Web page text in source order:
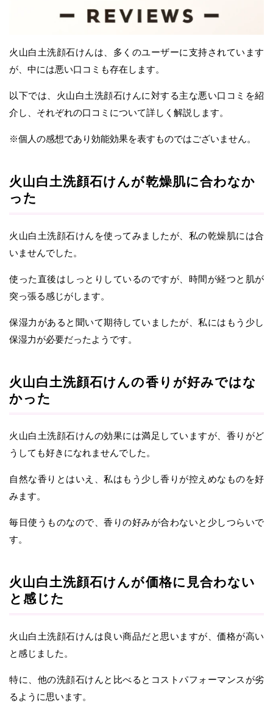
火山白土洗顔石けんは、多くのユーザーに支持されています
が、中には悪い口コミも存在します。
以下では、火山白土洗顔石けんに対する主な悪い口コミを紹
介し、それぞれの口コミについて詳しく解説します。
※個人の感想であり効能効果を表すものではございません。
火山白土洗顔石けんが乾燥肌に合わなか
った
火山白土洗顔石けんを使ってみましたが、私の乾燥肌には合
いませんでした。
使った直後はしっとりしているのですが、時間が経つと肌が
突っ張る感じがします。
保湿力があると聞いて期待していましたが、私にはもう少し
保湿力が必要だったようです。
火山白土洗顔石けんの香りが好みではな
かった
火山白土洗顔石けんの効果には満足していますが、香りがど
うしても好きになれませんでした。
自然な香りとはいえ、私はもう少し香りが控えめなものを好
みます。
毎日使うものなので、香りの好みが合わないと少しつらいで
す。
火山白土洗顔石けんが価格に見合わない
と感じた
火山白土洗顔石けんは良い商品だと思いますが、価格が高い
と感じました。
特に、他の洗顔石けんと比べるとコストパフォーマンスが劣
るように思います。